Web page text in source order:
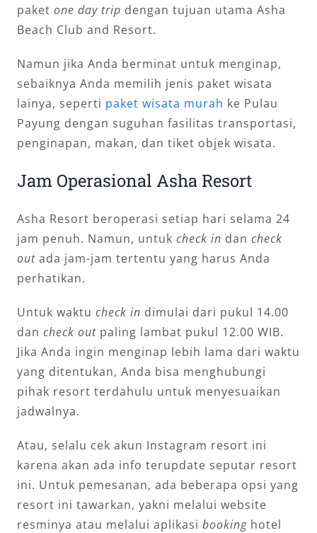
paket one day trip dengan tujuan utama Asha
Beach Club and Resort.
Namun jika Anda berminat untuk menginap,
sebaiknya Anda memilih jenis paket wisata
lainya, seperti paket wisata murah ke Pulau
Payung dengan suguhan fasilitas transportasi,
penginapan, makan, dan tiket objek wisata.
Jam Operasional Asha Resort
Asha Resort beroperasi setiap hari selama 24
jam penuh. Namun, untuk check in dan check
outada jam-jam tertentu yang harus Anda
perhatikan.
Untuk waktu check in dimulai dari pukul 14.00
dan check outpaling lambat pukul 12.00 WIB.
Jika Anda ingin menginap lebih lama dari waktu
yang ditentukan, Anda bisa menghubungi
pihak resort terdahulu untuk menyesuaikan
jadwalnya.
Atau, selalu cek akun Instagram resort ini
karena akan ada info terupdate seputar resort
ini. Untuk pemesanan, ada beberapa opsi yang
resort ini tawarkan, yakni melalui website
resminya atau melalui aplikasi bookinghotel